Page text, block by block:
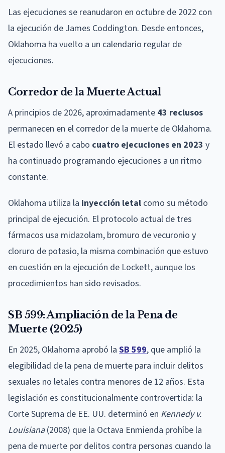
Las ejecuciones se reanudaron en octubre de 2022 con
la ejecución de James Coddington. Desde entonces,
Oklahoma ha vuelto a un calendario regular de
ejecuciones.
Corredor de la Muerte Actual
A principios de 2026, aproximadamente 43 reclusos
permanecen en el corredor de la muerte de Oklahoma.
El estado llevó a cabo cuatro ejecuciones en 2023 y
ha continuado programando ejecuciones a un ritmo
constante.
Oklahoma utiliza la inyección letal como su método
principal de ejecución. El protocolo actual de tres
fármacos usa midazolam, bromuro de vecuronio y
cloruro de potasio, la misma combinación que estuvo
en cuestión en la ejecución de Lockett, aunque los
procedimientos han sido revisados.
SB 599: Ampliación de la Pena de
Muerte (2025)
En 2025, Oklahoma aprobó la SB 599, que amplió la
elegibilidad de la pena de muerte para incluir delitos
sexuales no letales contra menores de 12 años. Esta
legislación es constitucionalmente controvertida: la
Corte Suprema de EE. UU. determinó en Kennedy v.
Louisiana(2008) que la Octava Enmienda prohíbe la
pena de muerte por delitos contra personas cuando la